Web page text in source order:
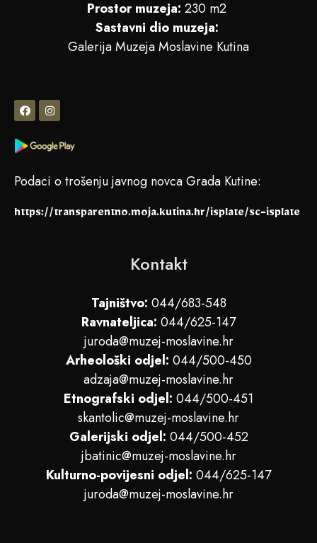
Prostor muzeja: 230 m2
Sastavni dio muzeja:
Galerija Muzeja Moslavine Kutina
Podaci o trošenju javnog novca Grada Kutine:
https://transparentno.moja.kutina.hr/isplate/sc-isplate
Kontakt
Tajništvo: 044/683-548
Ravnateljica: 044/625-147
juroda@muzej-moslavine.hr
Arheološki odjel: 044/500-450
adzaja@muzej-moslavine.hr
Etnografski odjel: 044/500-451
skantolic@muzej-moslavine.hr
Galerijski odjel: 044/500-452
jbatinic@muzej-moslavine.hr
Kulturno-povijesni odjel: 044/625-147
juroda@muzej-moslavine.hr